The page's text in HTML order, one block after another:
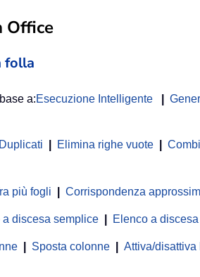
Office
folla
a:Esecuzione Intelligente
Elimina righe vuote
più fogli Corrispondenza
a discesa semplice Elenco a
Sposta colonne Attiva/